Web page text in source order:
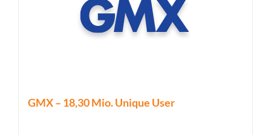
GMX – 18,30 Mio. Unique User